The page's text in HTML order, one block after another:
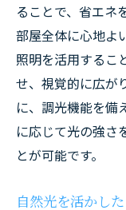
ることで、省エネ
部屋全体に心地よ
照明を活用するこ
せ、視覚的に広が
に、調光機能を備
に応じて光の強さ
とが可能です。
自然光を活かし